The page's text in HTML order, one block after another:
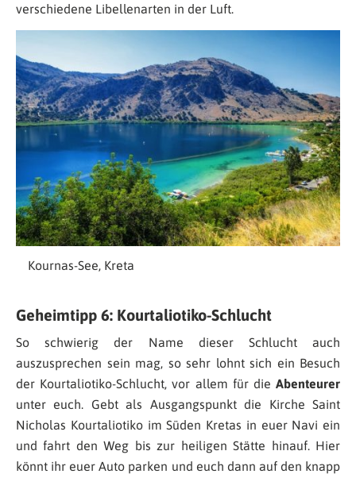
verschiedene Libellenarten in der Luft.
Kournas-See, Kreta
Geheimtipp 6: Kourtaliotiko-Schlucht
So schwierig der Name dieser Schlucht auch
auszusprechen sein mag, so sehr lohnt sich ein Besuch
der Kourtaliotiko-Schlucht, vor allem für die Abenteurer
unter euch. Gebt als Ausgangspunkt die Kirche Saint
Nicholas Kourtaliotiko im Süden Kretas in euer Navi ein
und fahrt den Weg bis zur heiligen Stätte hinauf. Hier
könnt ihr euer Auto parken und euch dann auf den knapp